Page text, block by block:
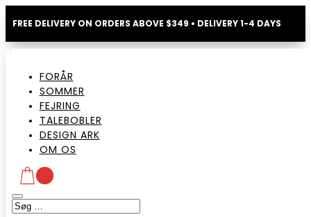
FREE DELIVERY ON ORDERS ABOVE $349 • DELIVERY 1-4 DAYS
FORÅR
SOMMER
FEJRING
TALEBOBLER
DESIGN ARK
OM OS